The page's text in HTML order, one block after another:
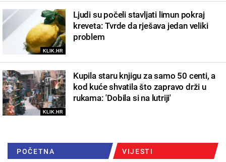
KLIK.HR
Ljudi su počeli stavljati limun pokraj
kreveta: Tvrde da rješava jedan veliki
problem
KLIK.HR
Kupila staru knjigu za samo 50 centi, a
kod kuće shvatila što zapravo drži u
rukama: 'Dobila si na lutriji'
POČETNA VIJESTI